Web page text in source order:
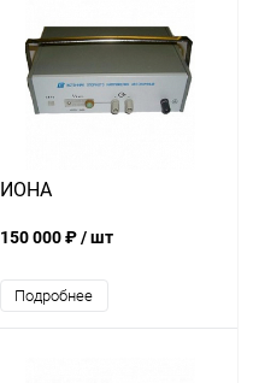
ИОНА
150 000 ₽/ шт
Подробнее